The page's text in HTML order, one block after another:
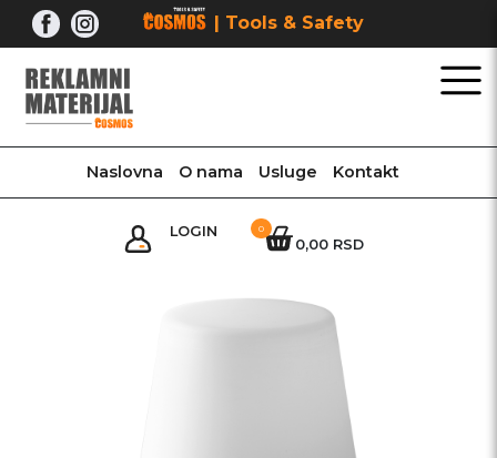
Skip
content
| Tools & Safety
Naslovna O nama Usluge Kontakt
LOGIN
0,00 RSD
0